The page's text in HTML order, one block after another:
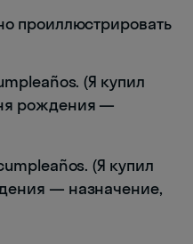
проиллюстрировать
(Я купил
рождения —
(Я купил
— назначение,